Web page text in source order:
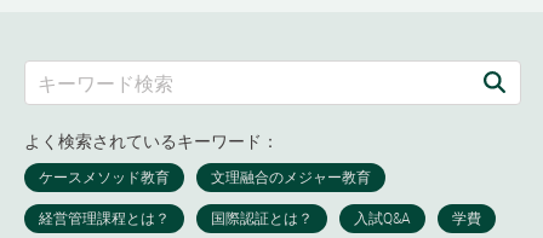
よく検索されているキーワード：